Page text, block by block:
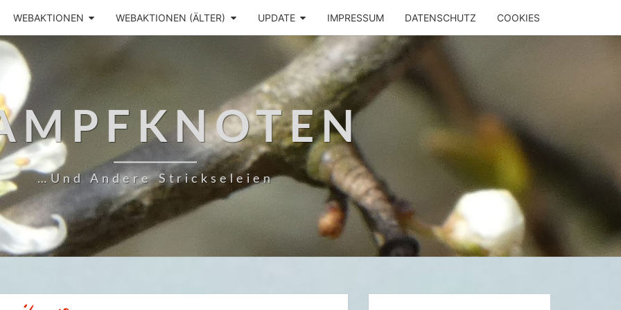
WEBAKTIONEN WEBAKTIONEN (ÄLTER) UPDATE IMPRESSUM DATENSCHUTZ COOKIES
…und Andere Strickseleien